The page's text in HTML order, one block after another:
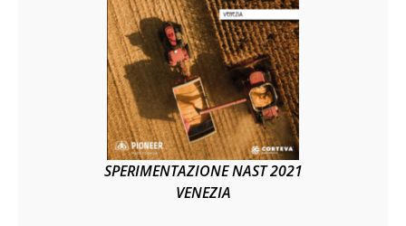
SPERIMENTAZIONE NAST 2021
VENEZIA